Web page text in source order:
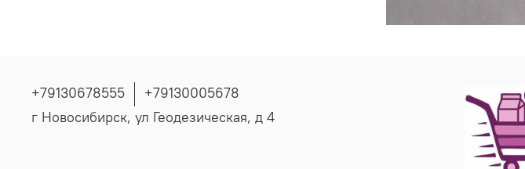
+79130678555
+79130005678
г Новосибирск, ул Геодезическая, д 4